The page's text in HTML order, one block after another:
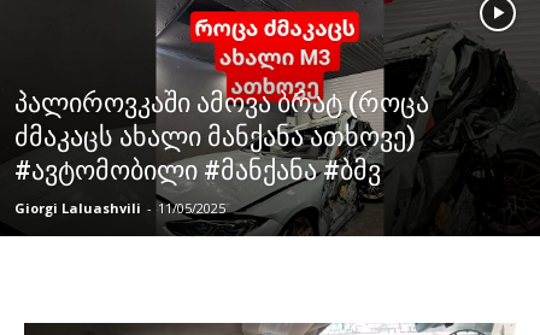
პალიროვკაში ამოვა ბრატ (როცა
ძმაკაცს ახალი მანქანა ათხოვე)
#ავტომობილი #მანქანა #ბმვ
Giorgi Laluashvili - 11/05/2025